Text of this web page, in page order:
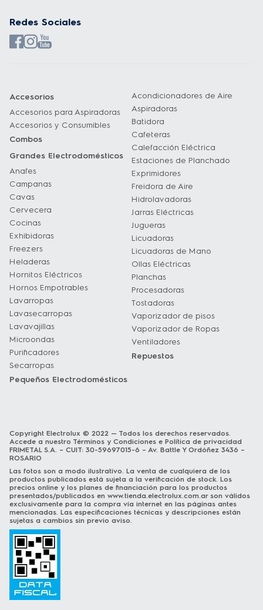
Redes Sociales
Accesorios
Accesorios para Aspiradoras
Accesorios y Consumibles
Combos
Grandes Electrodomésticos
Anafes
Campanas
Cavas
Cervecera
Cocinas
Exhibidoras
Freezers
Heladeras
Hornitos Eléctricos
Hornos Empotrables
Lavarropas
Lavasecarropas
Lavavajillas
Microondas
Purificadores
Secarropas
Pequeños Electrodomésticos
Acondicionadores de Aire
Aspiradoras
Batidora
Cafeteras
Calefacción Eléctrica
Estaciones de Planchado
Exprimidores
Freidora de Aire
Hidrolavadoras
Jarras Eléctricas
Jugueras
Licuadoras
Licuadoras de Mano
Ollas Eléctricas
Planchas
Procesadoras
Tostadoras
Vaporizador de pisos
Vaporizador de Ropas
Ventiladores
Repuestos
Copyright Electrolux © 2022 — Todos los derechos reservados.
Accede a nuestro Términos y Condiciones e Política de privacidad
FRIMETAL S.A. – CUIT: 30-59697015-6 – Av. Battle Y Ordóñez 3436 –
ROSARIO
Las fotos son a modo ilustrativo. La venta de cualquiera de los
productos publicados está sujeta a la verificación de stock. Los
precios online y los planes de financiación para los productos
presentados/publicados en www.tienda.electrolux.com.arson válidos
exclusivamente para la compra vía internet en las páginas antes
mencionadas. Las especificaciones técnicas y descripciones están
sujetas a cambios sin previo aviso.